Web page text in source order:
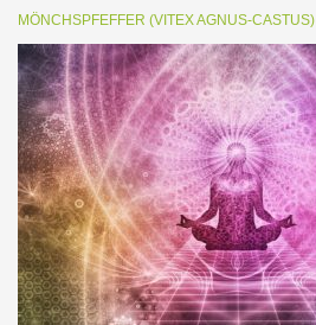
MÖNCHSPFEFFER (VITEX AGNUS-CASTUS)